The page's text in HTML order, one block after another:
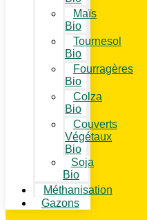
Maïs
Bio
Tournesol
Bio
Fourragères
Bio
Colza
Bio
Couverts
Végétaux
Bio
Soja
Bio
Méthanisation
Gazons